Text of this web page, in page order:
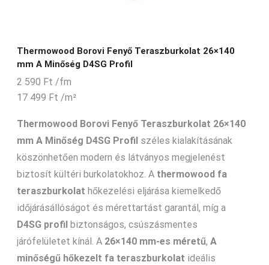
Thermowood Borovi Fenyő Teraszburkolat 26×140
mm A Minőség D4SG Profil
2 590 Ft /fm
17 499 Ft /m²
Thermowood Borovi Fenyő Teraszburkolat 26×140
mm A Minőség D4SG Profil széles kialakításának
köszönhetően modern és látványos megjelenést
biztosít kültéri burkolatokhoz. A thermowood fa
teraszburkolat hőkezelési eljárása kiemelkedő
időjárásállóságot és mérettartást garantál, míg a
D4SG profil biztonságos, csúszásmentes
járófelületet kínál. A 26×140 mm-es méretű, A
minőségű hőkezelt fa teraszburkolat ideális